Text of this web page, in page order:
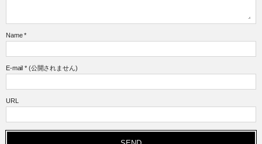
Name *
E-mail *(公開されません)
URL